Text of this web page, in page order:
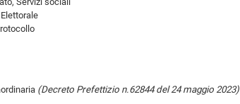
Protocollo
(Decreto Prefettizio n.62844 del 24 maggio 2023)